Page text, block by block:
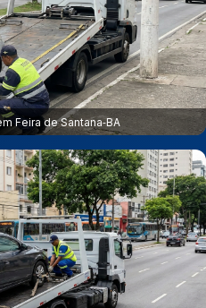
Feira de Santana‑BA